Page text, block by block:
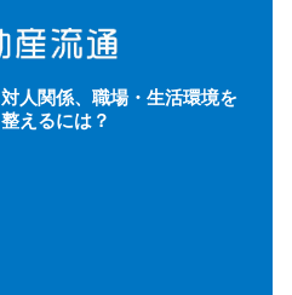
対人関係、職場・生活環境を
整えるには？